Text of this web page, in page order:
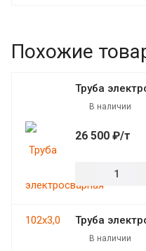
Похожие
Труба
В наличии
26 500 ₽/т
Труба
В наличии